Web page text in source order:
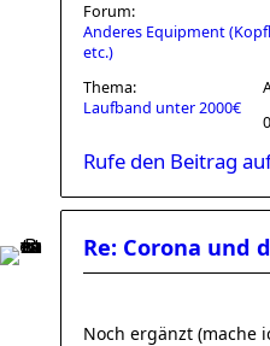
Forum:
Anderes Equipment
etc.)
Thema:
Laufband unter 2000€
Rufe den Beitrag
Re: Corona und
Noch ergänzt (mache